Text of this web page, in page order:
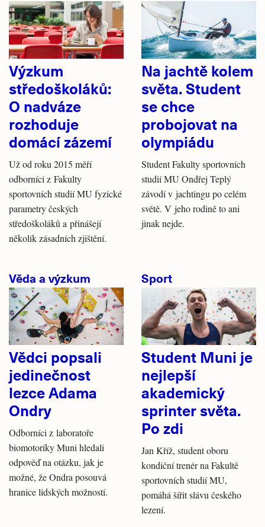
Výzkum
středoškoláků:
O nadváze
rozhoduje
domácí zázemí
Už od roku 2015 měří
odborníci z Fakulty
sportovních studií MU fyzické
parametry českých
středoškoláků a přinášejí
několik zásadních zjištění.
Na jachtě kolem
světa. Student
se chce
probojovat na
olympiádu
Student Fakulty sportovních
studií MU Ondřej Teplý
závodí v jachtingu po celém
světě. V jeho rodině to ani
jinak nejde.
Věda a výzkum
Vědci popsali
jedinečnost
lezce Adama
Ondry
Odborníci z laboratoře
biomotoriky Muni hledali
odpověď na otázku, jak je
možné, že Ondra posouvá
hranice lidských možností.
Sport
Student Muni je
nejlepší
akademický
sprinter světa.
Po zdi
Jan Kříž, student oboru
kondiční trenér na Fakultě
sportovních studií MU,
pomáhá šířit slávu českého
lezení.